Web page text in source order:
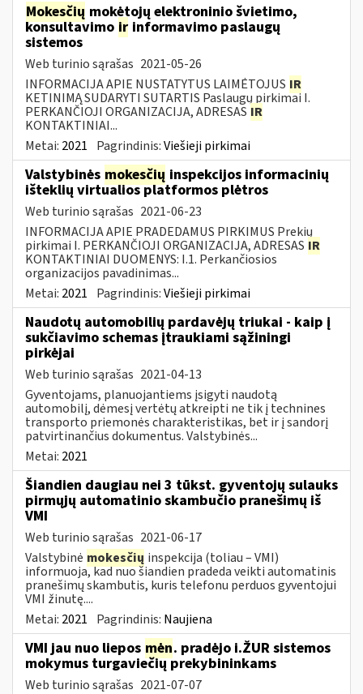
Mokesčių mokėtojų elektroninio švietimo,
konsultavimo ir informavimo paslaugų
sistemos
Web turinio sąrašas 2021-05-26
INFORMACIJA APIE NUSTATYTUS LAIMĖTOJUS IR
KETINIMĄ SUDARYTI SUTARTIS Paslaugų pirkimai I.
PERKANČIOJI ORGANIZACIJA, ADRESAS IR
KONTAKTINIAI...
Metai: 2021 Pagrindinis:Viešieji pirkimai
Valstybinės mokesčių inspekcijos informacinių
išteklių virtualios platformos plėtros
Web turinio sąrašas 2021-06-23
INFORMACIJA APIE PRADEDAMUS PIRKIMUS Prekių
pirkimai I. PERKANČIOJI ORGANIZACIJA, ADRESAS IR
KONTAKTINIAI DUOMENYS: I.1. Perkančiosios
organizacijos pavadinimas...
Metai: 2021 Pagrindinis:Viešieji pirkimai
Naudotų automobilių pardavėjų triukai - kaip į
sukčiavimo schemas įtraukiami sąžiningi
pirkėjai
Web turinio sąrašas 2021-04-13
Gyventojams, planuojantiems įsigyti naudotą
automobilį, dėmesį vertėtų atkreipti ne tik į technines
transporto priemonės charakteristikas, bet ir į sandorį
patvirtinančius dokumentus. Valstybinės...
Metai: 2021
Šiandien daugiau nei 3 tūkst. gyventojų sulauks
pirmųjų automatinio skambučio pranešimų iš
VMI
Web turinio sąrašas 2021-06-17
Valstybinė mokesčių inspekcija (toliau – VMI)
informuoja, kad nuo šiandien pradeda veikti automatinis
pranešimų skambutis, kuris telefonu perduos gyventojui
VMI žinutę....
Metai: 2021 Pagrindinis: Naujiena
VMI jau nuo liepos mėn. pradėjo i.ŽUR sistemos
mokymus turgaviečių prekybininkams
Web turinio sąrašas 2021-07-07